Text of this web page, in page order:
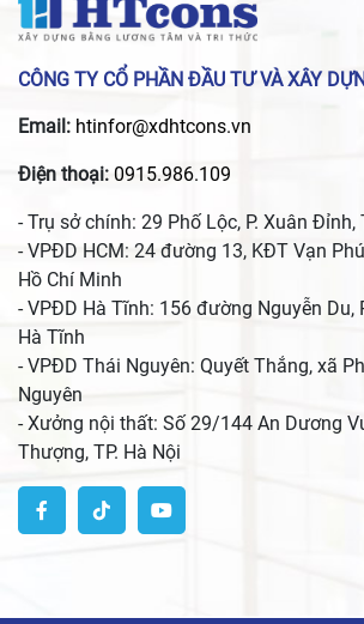
CÔNG TY CỔ PHẦN ĐẦU TƯ VÀ XÂY
Email: htinfor@xdhtcons.vn
Điện thoại: 0915.986.109
- Trụ sở chính: 29 Phố Lộc, P. Xuân Đỉnh,
- VPĐD HCM: 24 đường 13, KĐT Vạn
Hồ Chí Minh
- VPĐD Hà Tĩnh: 156 đường Nguyễn Du,
Hà Tĩnh
- VPĐD Thái Nguyên: Quyết Thắng, xã
Nguyên
- Xưởng nội thất: Số 29/144 An Dương
Thượng, TP. Hà Nội